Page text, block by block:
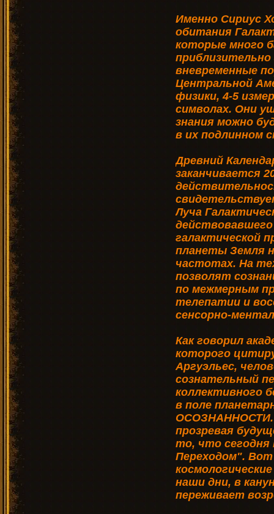
Именно Сириус
обитания
которые много
вневременные
Центральной
физики, 4-5
символах. Они
знания можно
в их подлинном
Древний
заканчивается
Луча
действовавшего
галактической
планеты Земля
частотах. На
позволят
по межмерным
телепатии и
сенсорно-
Как говорил
которого
Аргуэльес,
сознательный
коллективного
в поле
ОСОЗНАННОСТИ.
прозревая
то, что
Переходом". Вот
наши дни, в
переживает